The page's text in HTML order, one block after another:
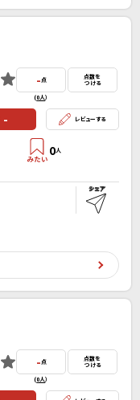
-点
(0人）
点数を
つける
- レビューする
0人
-点
(0人）
点数を
つける